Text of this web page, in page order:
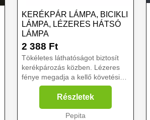
KERÉKPÁR LÁMPA, BICIKLI
LÁMPA, LÉZERES HÁTSÓ
LÁMPA
2 388 Ft
Tökéletes láthatóságot biztosít
kerékpározás közben. Lézeres
fénye megadja a kellő követési
távolságot. Az eszköz LED
lámpája nemcsak erős és stabil
fényt biztosít számodra, de ...
Részletek
Pepita